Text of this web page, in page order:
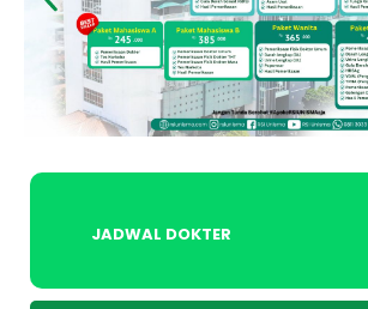
JADWAL DOKTER